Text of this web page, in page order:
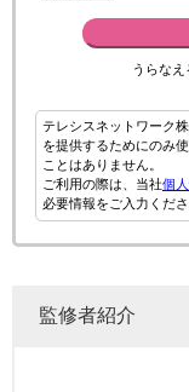
うらな
テレシスネットワーク
を提供するためにのみ
ことはありません。
ご利用の際は、当社個
必要情報をご入力くださ
監修者紹介